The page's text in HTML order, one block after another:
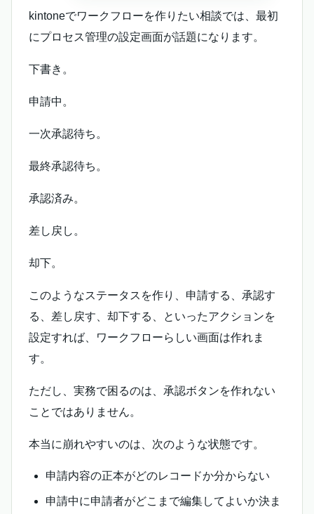
kintoneでワークフローを作りたい相談では、最初
にプロセス管理の設定画面が話題になります。
下書き。
申請中。
一次承認待ち。
最終承認待ち。
承認済み。
差し戻し。
却下。
このようなステータスを作り、申請する、承認す
る、差し戻す、却下する、といったアクションを
設定すれば、ワークフローらしい画面は作れま
す。
ただし、実務で困るのは、承認ボタンを作れない
ことではありません。
本当に崩れやすいのは、次のような状態です。
申請内容の正本がどのレコードか分からない
申請中に申請者がどこまで編集してよいか決ま